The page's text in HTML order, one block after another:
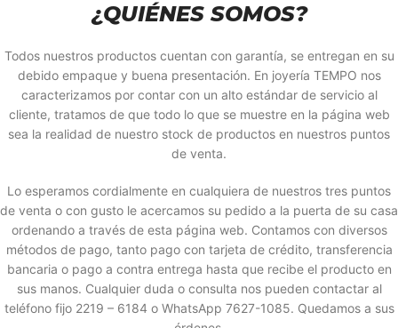
¿QUIÉNES SOMOS?
Todos nuestros productos cuentan con garantía, se entregan en su
debido empaque y buena presentación. En joyería TEMPO nos
caracterizamos por contar con un alto estándar de servicio al
cliente, tratamos de que todo lo que se muestre en la página web
sea la realidad de nuestro stock de productos en nuestros puntos
de venta.
Lo esperamos cordialmente en cualquiera de nuestros tres puntos
de venta o con gusto le acercamos su pedido a la puerta de su casa
ordenando a través de esta página web. Contamos con diversos
métodos de pago, tanto pago con tarjeta de crédito, transferencia
bancaria o pago a contra entrega hasta que recibe el producto en
sus manos. Cualquier duda o consulta nos pueden contactar al
teléfono fijo 2219 – 6184 o WhatsApp 7627-1085. Quedamos a sus